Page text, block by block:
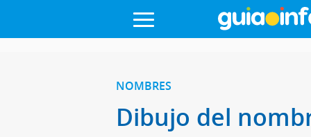
NOMBRES
Dibujo del